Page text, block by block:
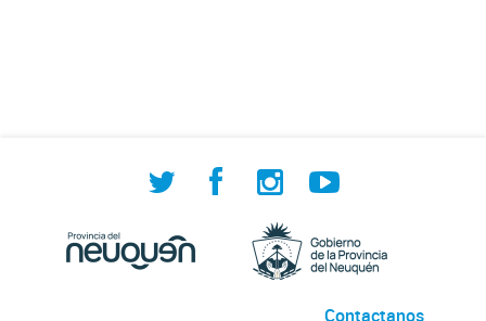
Contactanos